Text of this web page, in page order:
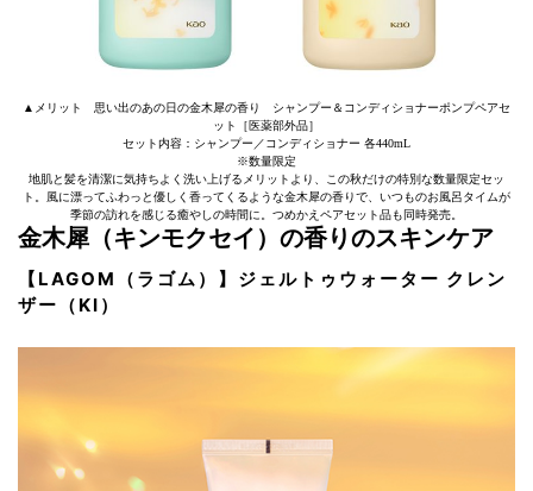
▲メリット 思い出のあの日の金木犀の香り シャンプー＆コンディショナーポンプペアセ
ット［医薬部外品］
セット内容：シャンプー／コンディショナー 各440mL
※数量限定
地肌と髪を清潔に気持ちよく洗い上げるメリットより、この秋だけの特別な数量限定セッ
ト。風に漂ってふわっと優しく香ってくるような金木犀の香りで、いつものお風呂タイムが
季節の訪れを感じる癒やしの時間に。つめかえペアセット品も同時発売。
金木犀（キンモクセイ）の香りのスキンケア
【LAGOM（ラゴム）】ジェルトゥウォーター クレン
ザー（KI）